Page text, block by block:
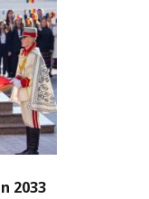
2033